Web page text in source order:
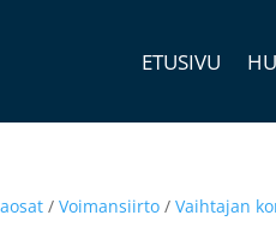
ETUSIVU
/Voimansiirto /Vaihtajan